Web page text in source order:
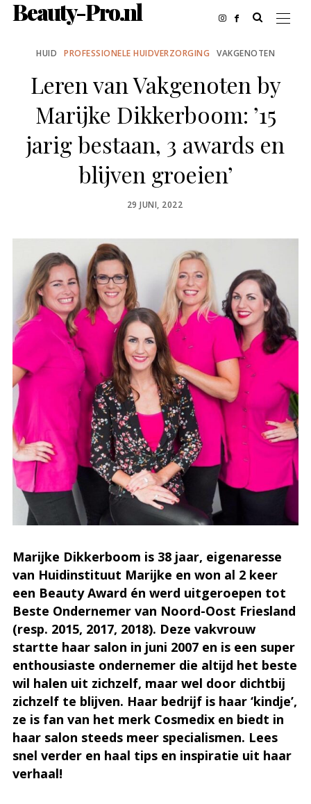
Beauty-Pro.nl
HUID PROFESSIONELE HUIDVERZORGING VAKGENOTEN
Leren van Vakgenoten by
Marijke Dikkerboom: ’15
jarig bestaan, 3 awards en
blijven groeien’
POSTED
29 JUNI, 2022
Marijke Dikkerboom is 38 jaar, eigenaresse
van Huidinstituut Marijke en won al 2 keer
een Beauty Award én werd uitgeroepen tot
Beste Ondernemer van Noord-Oost Friesland
(resp. 2015, 2017, 2018). Deze vakvrouw
startte haar salon in juni 2007 en is een super
enthousiaste ondernemer die altijd het beste
wil halen uit zichzelf, maar wel door dichtbij
zichzelf te blijven. Haar bedrijf is haar ‘kindje’,
ze is fan van het merk Cosmedix en biedt in
haar salon steeds meer specialismen. Lees
snel verder en haal tips en inspiratie uit haar
verhaal!